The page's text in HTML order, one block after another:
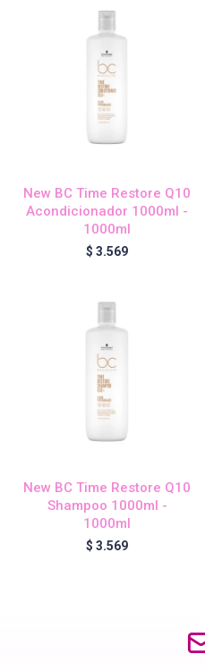
New BC Time Restore Q10
Acondicionador 1000ml -
1000ml
$ 3.569
New BC Time Restore Q10
Shampoo 1000ml -
1000ml
$ 3.569
BC Bonacure - Repair Rescue
Essensity - Lociones
laCabine
BC Bonacure - CLEAN